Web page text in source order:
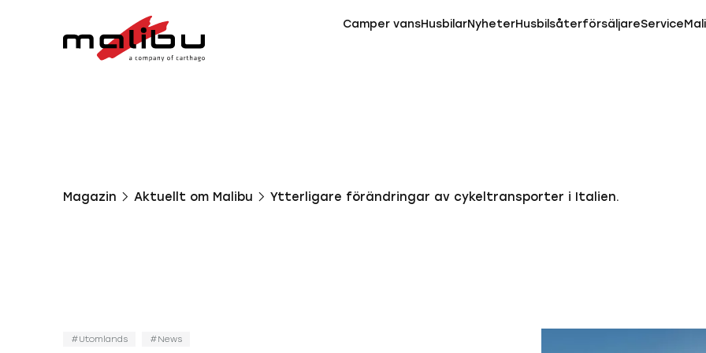
Camper vansHusbilarNyheterHusbilsåterförsäljareService
Magazin Aktuellt om Malibu Ytterligare förändringar av cykeltransporter i Italien.
Utomlands News